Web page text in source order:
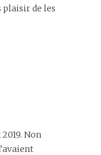
plaisir de les
Non